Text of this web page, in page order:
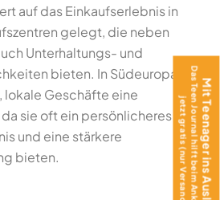
auf das Einkaufserlebnis in
gelegt, die neben
Unterhaltungs- und
bieten. In Südeuropa
lokale Geschäfte eine
sie oft ein persönlicheres
und eine stärkere
bieten.
Mit Teenager ins Ausland?
Das Teen Journal hilft beim Ankommen –
jetzt gratis (nur Versand)!